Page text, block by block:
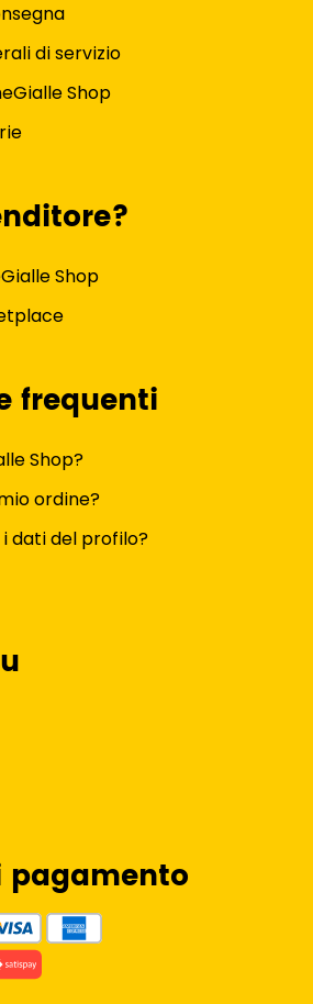
di servizio
Shop
Shop
frequenti
Shop?
ordine?
dati del profilo?
pagamento